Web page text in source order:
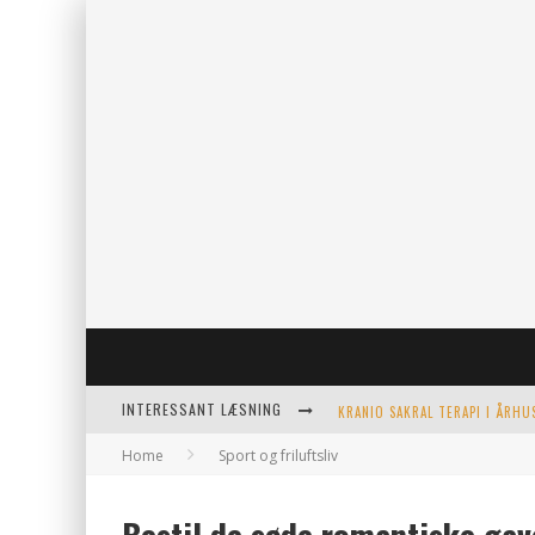
INTERESSANT LÆSNING
Home Sport og friluftsliv